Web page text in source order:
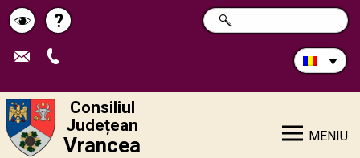
Schimbă
contrastul
Pagina
de
?
Caută
în
CAUTĂ
Consiliul
Județean
Vrancea MENIU